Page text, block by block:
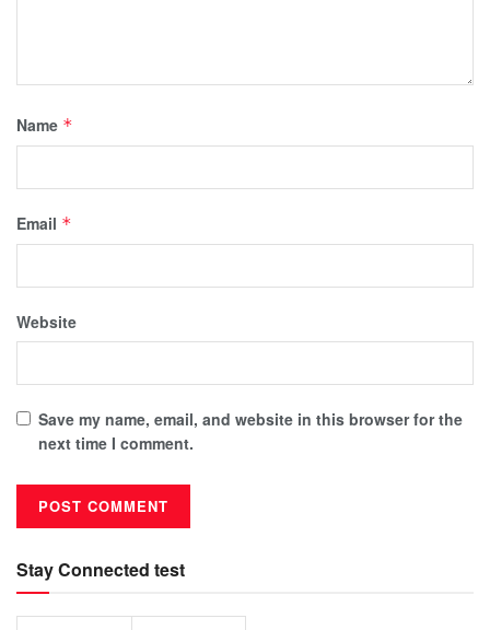
Name *
Email *
Website
Save my name, email, and website in this browser for the
next time I comment.
Stay Connected test